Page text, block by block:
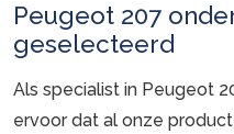
Peugeot 207
geselecteerd
Als specialist in Peugeot
ervoor dat al onze